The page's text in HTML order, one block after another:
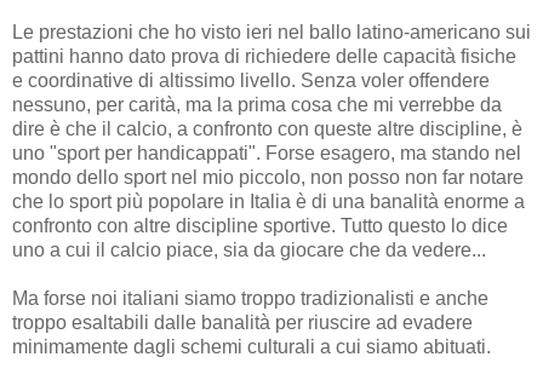
Le prestazioni che ho visto ieri nel ballo latino-americano sui
pattini hanno dato prova di richiedere delle capacità fisiche
e coordinative di altissimo livello. Senza voler offendere
nessuno, per carità, ma la prima cosa che mi verrebbe da
dire è che il calcio, a confronto con queste altre discipline, è
uno "sport per handicappati". Forse esagero, ma stando nel
mondo dello sport nel mio piccolo, non posso non far notare
che lo sport più popolare in Italia è di una banalità enorme a
confronto con altre discipline sportive. Tutto questo lo dice
uno a cui il calcio piace, sia da giocare che da vedere...
Ma forse noi italiani siamo troppo tradizionalisti e anche
troppo esaltabili dalle banalità per riuscire ad evadere
minimamente dagli schemi culturali a cui siamo abituati.